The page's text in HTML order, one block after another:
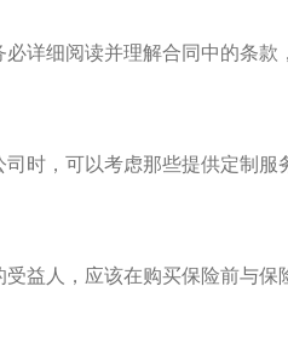
详细阅读并理解合同中的条款
时，可以考虑那些提供定制服
益人，应该在购买保险前与保